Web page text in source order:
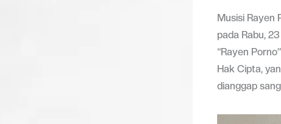
Musisi Rayen
pada Rabu,
“Rayen
Hak Cipta,
dianggap